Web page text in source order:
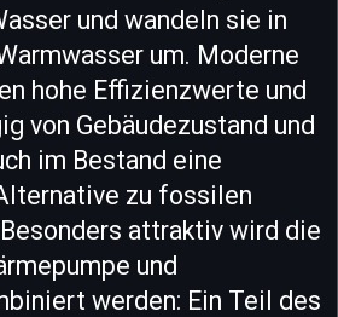
und wandeln sie in
um. Moderne
hohe Effizienzwerte und
von Gebäudezustand und
im Bestand eine
zu fossilen
attraktiv wird die
und
werden: Ein Teil des